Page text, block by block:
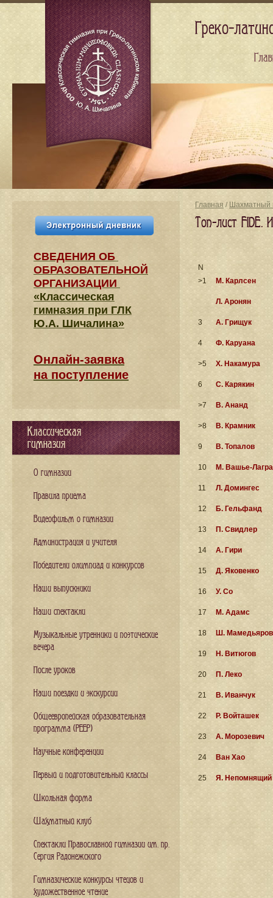
Главная / Шахматный
Топ-лист FIDE.
N
>1
М. Карлсен
Л. Аронян
3 А. Грищук
4 Ф. Каруана
>5 Х. Накамура
6 С. Карякин
>7 В. Ананд
>8 В. Крамник
9 В. Топалов
10 М. Вашье-
11 Л. Домингес
12 Б. Гельфанд
13 П. Свидлер
14 А. Гири
15 Д. Яковенко
16 У. Со
17 М. Адамс
18 Ш. Мамедьяров
19 Н. Витюгов
20 П. Леко
21 В. Иванчук
22 Р. Войташек
23 А. Морозевич
24 Ван Хао
25 Я. Непомнящий
СВЕДЕНИЯ​ ОБ
ОБРАЗОВАТЕЛЬНОЙ
ОРГАНИЗАЦИИ
«Классическая
гимназия при ГЛК
Ю.А. Шичалина»
Онлайн-заявка
на поступление
Классическая
гимназия
О гимназии
Правила приема
Видеофильм о гимназии
Администрация и учителя
Победители олимпиад и конкурсов
Наши выпускники
Наши спектакли
Музыкальные утренники и поэтические
вечера
После уроков
Наши поездки и экскурсии
Общеевропейская образовательная
программа (PEEP)
Научные конференции
Первый и подготовительный классы
Школьная форма
Шахматный клуб
Спектакли Православной гимназии им. пр.
Сергия Радонежского
Гимназические конкурсы чтецов и
художественное чтение
Греко-